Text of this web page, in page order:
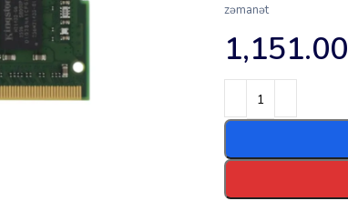
zəmanət
1,151.00